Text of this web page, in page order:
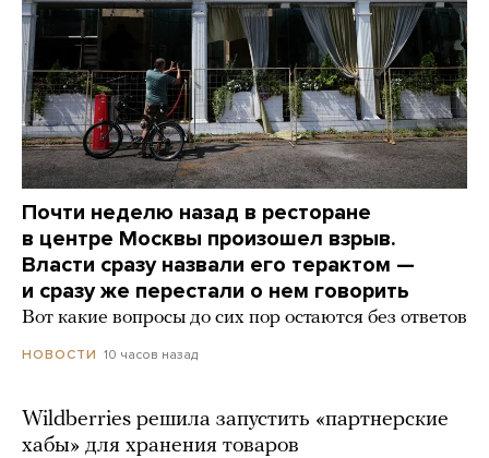
Почти неделю назад в ресторане
в центре Москвы произошел взрыв.
Власти сразу назвали его терактом —
и сразу же перестали о нем говорить
Вот какие вопросы до сих пор остаются без ответов
НОВОСТИ 10 часов назад
Wildberries решила запустить «партнерские
хабы» для хранения товаров